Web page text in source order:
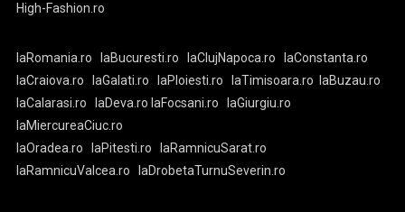
High-Fashion.ro
laRomania.ro laBucuresti.ro laClujNapoca.ro
laConstanta.ro
laCraiova.ro
laGalati.ro laPloiesti.ro laTimisoara.ro
laBuzau.ro
laCalarasi.ro
laDeva.ro laFocsani.ro
laGiurgiu.ro
laMiercureaCiuc.ro
laOradea.ro
laPitesti.ro
laRamnicuSarat.ro
laRamnicuValcea.ro
laDrobetaTurnuSeverin.ro